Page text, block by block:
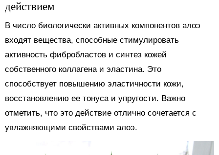
действием
В число биологически активных компонентов алоэ
входят вещества, способные стимулировать
активность фибробластов и синтез кожей
собственного коллагена и эластина. Это
способствует повышению эластичности кожи,
восстановлению ее тонуса и упругости. Важно
отметить, что это действие отлично сочетается с
увлажняющими свойствами алоэ.